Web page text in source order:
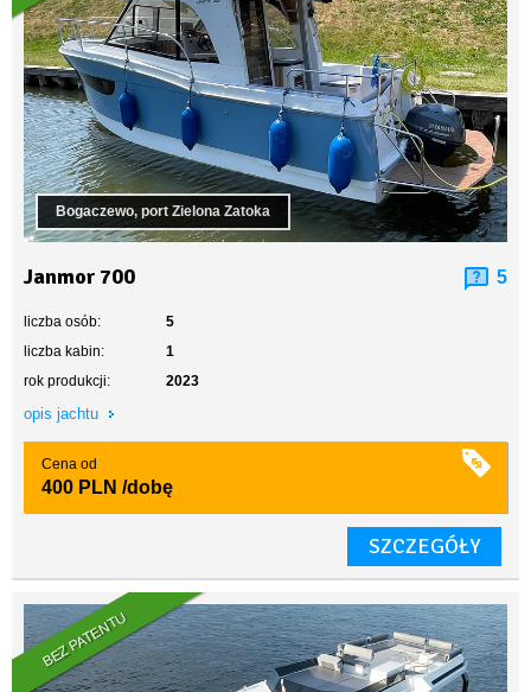
Bogaczewo, port Zielona Zatoka
Janmor 700 5
liczba osób:
5
liczba kabin:
1
rok produkcji:
2023
opis jachtu
Cena od
400 PLN /dobę
SZCZEGÓŁY
BEZ PATENTU